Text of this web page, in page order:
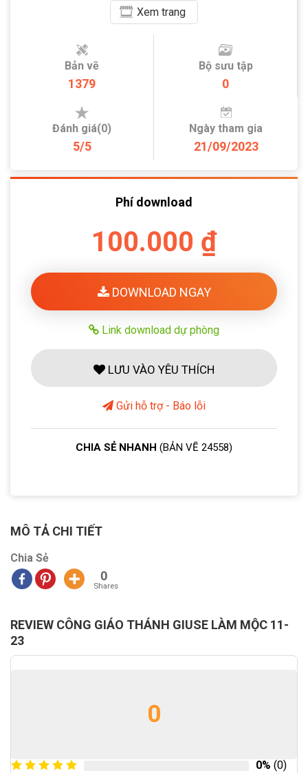
Xemtrang
Bản vẽ
1379
Bộ sưu tập
0
Đánh giá(0)
5/5
Ngày tham gia
21/09/2023
Phí download
100.000 ₫
DOWNLOAD NGAY
Link download dự phòng
LƯU VÀO YÊU THÍCH
Gửi hỗ trợ - Báo lỗi
CHIA SẺ NHANH (BẢN VẼ 24558)
MÔ TẢ CHI TIẾT
Chia Sẻ
0
Shares
REVIEW CÔNG GIÁO THÁNH GIUSE LÀM MỘC 11-
23
0
0% (0)